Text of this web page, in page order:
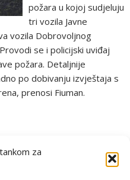
za
požara u kojoj sudjeluju
tri vozila Javne
vozila Dobrovoljnog
se i policijski uviđaj
požara. Detaljnije
po dobivanju izvještaja s
prenosi Fiuman.
požar